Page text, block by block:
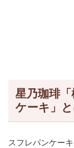
星乃珈琲
ケーキ」
スフレパンケー